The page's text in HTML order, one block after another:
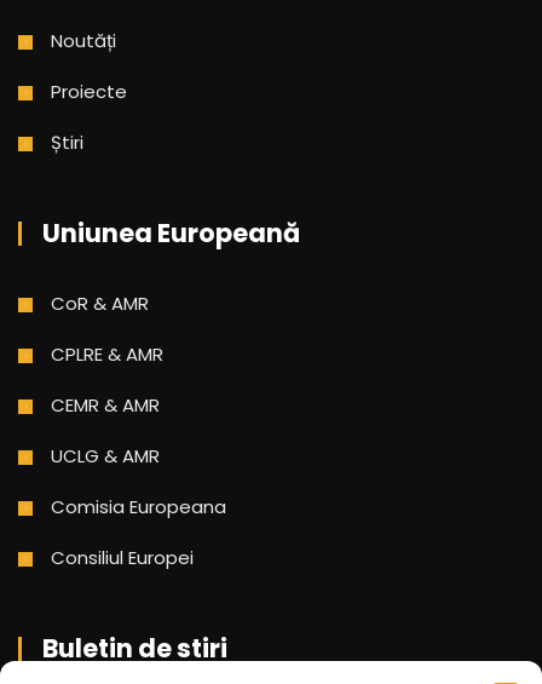
Noutăți
Proiecte
Știri
Uniunea Europeană
CoR & AMR
CPLRE & AMR
CEMR & AMR
UCLG & AMR
Comisia Europeana
Consiliul Europei
Buletin de stiri